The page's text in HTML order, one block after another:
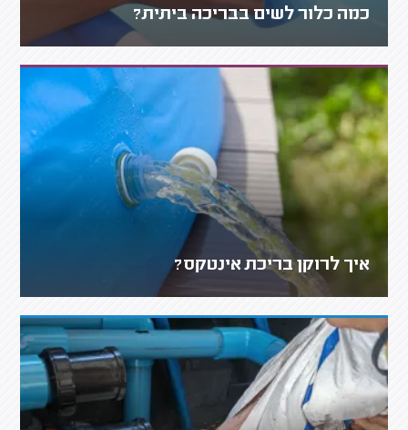
כמה כלור לשים בבריכה ביתית?
איך לרוקן בריכת אינטקס?